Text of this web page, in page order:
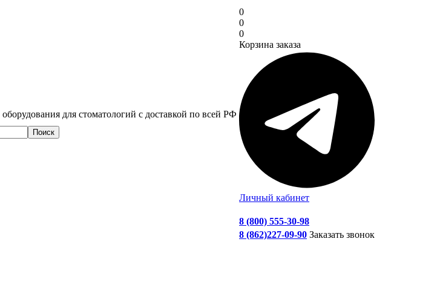
для стоматологий с доставкой по всей РФ
0
0
0
Корзина заказа
Личный кабинет
8 (800) 555-30-98
8 (862)227-09-90 Заказать звонок